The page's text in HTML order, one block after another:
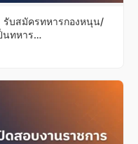
รับสมัครทหารกองหนุน/
นทหาร